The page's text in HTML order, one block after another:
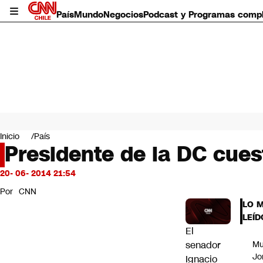
PaísMundoNegociosPodcast y Programas
Mundo
Negocios
Deportes
Programas completos
Servicios
Inicio País
Presidente de la DC
20- 06- 2014 21:54
Por CNN
El
senador
Ignacio
LO